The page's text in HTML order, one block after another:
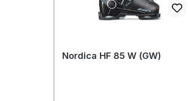
Nordica HF 85 W (GW)